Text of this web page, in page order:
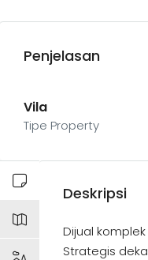
Penjelasan
Vila
Tipe Property
Deskripsi
Dijual
Strategis